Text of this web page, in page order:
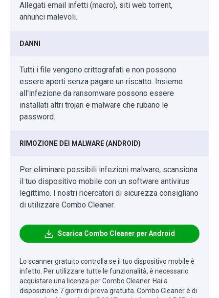
Allegati email infetti (macro), siti web torrent,
annunci malevoli.
DANNI
Tutti i file vengono crittografati e non possono
essere aperti senza pagare un riscatto. Insieme
all'infezione da ransomware possono essere
installati altri trojan e malware che rubano le
password.
RIMOZIONE DEI MALWARE (ANDROID)
Per eliminare possibili infezioni malware, scansiona
il tuo dispositivo mobile con un software antivirus
legittimo. I nostri ricercatori di sicurezza consigliano
di utilizzare Combo Cleaner.
Scarica Combo Cleaner per Android
Lo scanner gratuito controlla se il tuo dispositivo mobile è
infetto. Per utilizzare tutte le funzionalità, è necessario
acquistare una licenza per Combo Cleaner. Hai a
disposizione 7 giorni di prova gratuita. Combo Cleaner è di